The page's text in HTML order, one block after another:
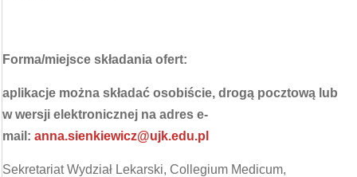
Forma/miejsce składania ofert:
aplikacje można składać osobiście, drogą pocztową lub
w wersji elektronicznej na adres e-
mail: anna.sienkiewicz@ujk.edu.pl
Sekretariat Wydział Lekarski, Collegium Medicum,